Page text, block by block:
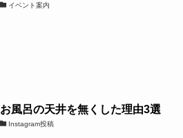
イベント案内
お風呂の天井を無くした理由3選
Instagram投稿